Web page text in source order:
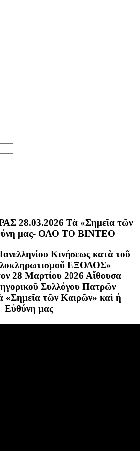
28.03.2026 Τὰ «Σημεῖα τῶν
μας- ΟΛΟ ΤΟ ΒΙΝΤΕΟ
Κινήσεως κατὰ τοῦ
ΕΞΟΔΟΣ»
28 Μαρτίου 2026 Αἴθουσα
Συλλόγου Πατρῶν
«Σημεῖα τῶν Καιρῶν» καὶ ἡ
Εὐθύνη μας